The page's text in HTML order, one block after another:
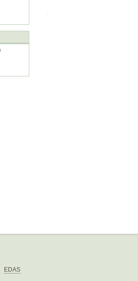
EDAS